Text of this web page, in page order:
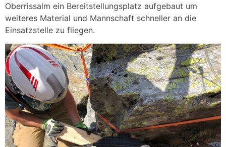
Oberrissalm ein Bereitstellungsplatz aufgebaut um
weiteres Material und Mannschaft schneller an die
Einsatzstelle zu fliegen.